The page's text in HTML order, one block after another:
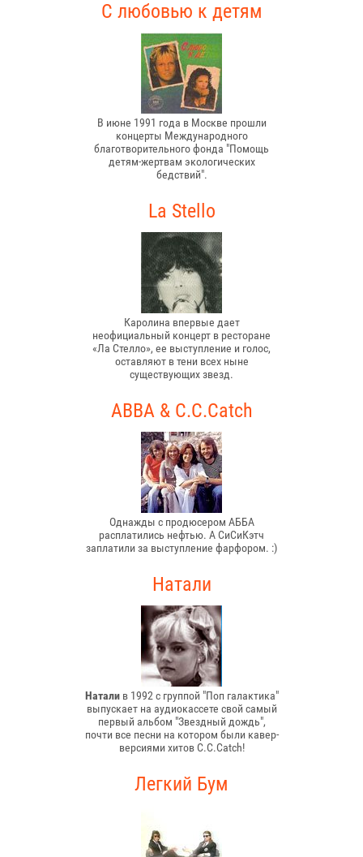
С любовью к детям
В июне 1991 года в Москве прошли
концерты Международного
благотворительного фонда "Помощь
детям-жертвам экологических
бедствий".
La Stello
Каролина впервые дает
неофициальный концерт в ресторане
«Ла Стелло», ее выступление и голос,
оставляют в тени всех ныне
существующих звезд.
ABBA & C.C.Catch
Однажды с продюсером АББА
расплатились нефтью. А СиСиКэтч
заплатили за выступление фарфором. :)
Натали
Наталив 1992 с группой "Поп галактика"
выпускает на аудиокассете свой самый
первый альбом "Звездный дождь",
почти все песни на котором были кавер-
версиями хитов C.C.Catch!
Легкий Бум